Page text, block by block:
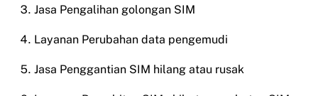
Jasa Pengalihan golongan SIM
Layanan Perubahan data pengemudi
Jasa Penggantian SIM hilang atau rusak